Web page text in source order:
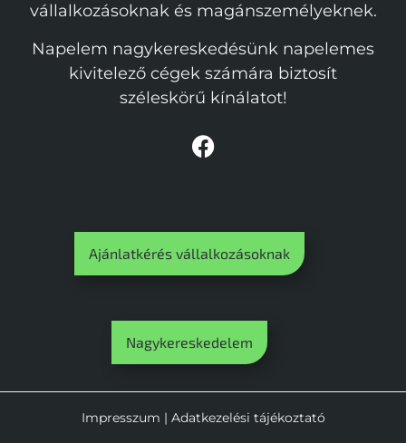
vállalkozásoknak és magánszemélyeknek.
Napelem nagykereskedésünk napelemes
kivitelező cégek számára biztosít
széleskörű kínálatot!
Ajánlatkérés vállalkozásoknak
Nagykereskedelem
Impresszum | Adatkezelési tájékoztató